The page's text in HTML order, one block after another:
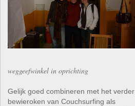
weggeefwinkel in oprichting
Gelijk goed combineren met het verder
bewieroken van Couchsurfing als